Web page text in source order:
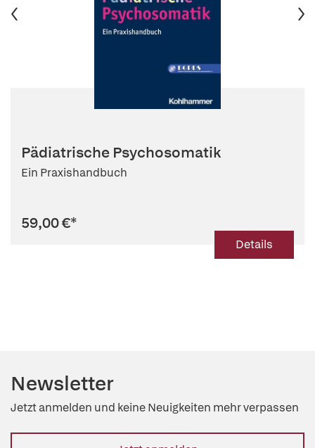
Pädiatrische Psychosomatik
Ein Praxishandbuch
59,00 €*
Details
Newsletter
Jetzt anmelden und keine Neuigkeiten mehr verpassen